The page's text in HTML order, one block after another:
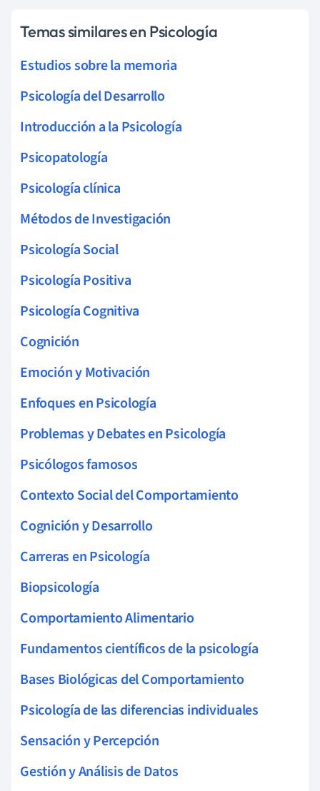
Temas similares en Psicología
Estudios sobre la memoria
Psicología del Desarrollo
Introducción a la Psicología
Psicopatología
Psicología clínica
Métodos de Investigación
Psicología Social
Psicología Positiva
Psicología Cognitiva
Cognición
Emoción y Motivación
Enfoques en Psicología
Problemas y Debates en Psicología
Psicólogos famosos
Contexto Social del Comportamiento
Cognición y Desarrollo
Carreras en Psicología
Biopsicología
Comportamiento Alimentario
Fundamentos científicos de la psicología
Bases Biológicas del Comportamiento
Psicología de las diferencias individuales
Sensación y Percepción
Gestión y Análisis de Datos